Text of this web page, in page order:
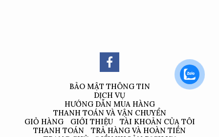
BẢO MẬT THÔNG TIN
DỊCH VỤ
HƯỚNG DẪN MUA HÀNG
THANH TOÁN VÀ VẬN CHUYỂN
GIỎ HÀNG
GIỚI THIỆU
TÀI KHOẢN CỦA TÔI
THANH TOÁN
TRẢ HÀNG VÀ HOÀN TIỀN